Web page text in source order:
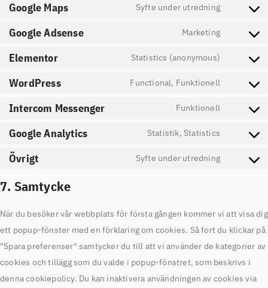
Google Maps Syfte under utredning
Google Adsense Marketing
Elementor Statistics (anonymous)
WordPress Functional, Funktionell
Intercom Messenger Funktionell
Google Analytics Statistik, Statistics
Övrigt Syfte under utredning
7. Samtycke
När du besöker vår webbplats för första gången kommer vi att visa dig
ett popup-fönster med en förklaring om cookies. Så fort du klickar på
"Spara preferenser" samtycker du till att vi använder de kategorier av
cookies och tillägg som du valde i popup-fönstret, som beskrivs i
denna cookiepolicy. Du kan inaktivera användningen av cookies via